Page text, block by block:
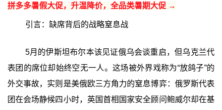
拼多多暑假大促，升温降价，全品类暑期大促 →
引言：缺席背后的战略窒息战
5月的伊斯坦布尔本该见证俄乌会谈重启，但乌克兰代
表团的席位却始终空无一人。这场被外界戏称为“放鸽子”的
外交事故，实则是美俄欧三方角力的窒息博弈：俄罗斯代表
团在会场静候四小时，英国首相国家安全顾问鲍威尔却在基